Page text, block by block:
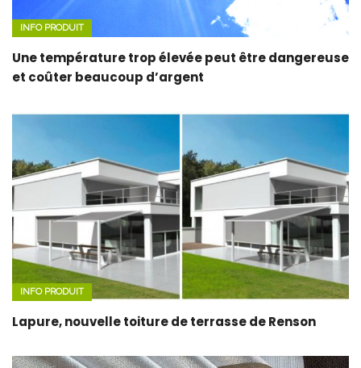
INFO PRODUIT
Une température trop élevée peut être dangereuse
et coûter beaucoup d’argent
INFO PRODUIT
Lapure, nouvelle toiture de terrasse de Renson